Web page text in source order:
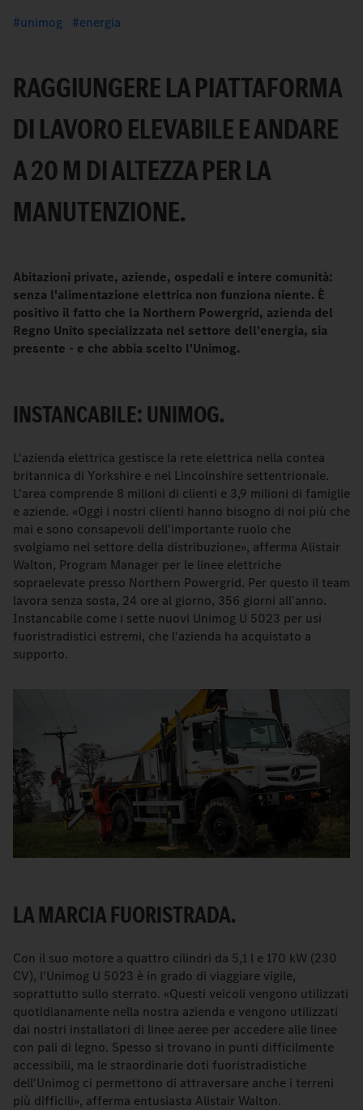
unimog energia
RAGGIUNGERE LA PIATTAFORMA
DI LAVORO ELEVABILE E ANDARE
A 20 M DI ALTEZZA PER LA
MANUTENZIONE.
Abitazioni private, aziende, ospedali e intere comunità:
senza l'alimentazione elettrica non funziona niente. È
positivo il fatto che la Northern Powergrid, azienda del
Regno Unito specializzata nel settore dell'energia, sia
presente - e che abbia scelto l'Unimog.
INSTANCABILE: UNIMOG.
L'azienda elettrica gestisce la rete elettrica nella contea
britannica di Yorkshire e nel Lincolnshire settentrionale.
L'area comprende 8 milioni di clienti e 3,9 milioni di famiglie
e aziende. «Oggi i nostri clienti hanno bisogno di noi più che
mai e sono consapevoli dell'importante ruolo che
svolgiamo nel settore della distribuzione», afferma Alistair
Walton, Program Manager per le linee elettriche
sopraelevate presso Northern Powergrid. Per questo il team
lavora senza sosta, 24 ore al giorno, 356 giorni all'anno.
Instancabile come i sette nuovi Unimog U 5023 per usi
fuoristradistici estremi, che l'azienda ha acquistato a
supporto.
LA MARCIA FUORISTRADA.
Con il suo motore a quattro cilindri da 5,1 l e 170 kW (230
CV), l'Unimog U 5023 è in grado di viaggiare vigile,
soprattutto sullo sterrato. «Questi veicoli vengono utilizzati
quotidianamente nella nostra azienda e vengono utilizzati
dai nostri installatori di linee aeree per accedere alle linee
con pali di legno. Spesso si trovano in punti difficilmente
accessibili, ma le straordinarie doti fuoristradistiche
dell'Unimog ci permettono di attraversare anche i terreni
più difficili», afferma entusiasta Alistair Walton.